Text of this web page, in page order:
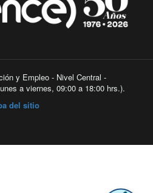
y Empleo - Nivel Central -
a viernes, 09:00 a 18:00 hrs.).
del sitio